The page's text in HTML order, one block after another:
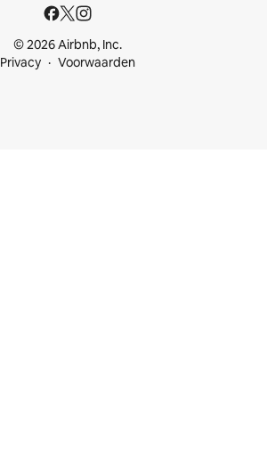
© 2026 Airbnb, Inc.
Privacy
Voorwaarden